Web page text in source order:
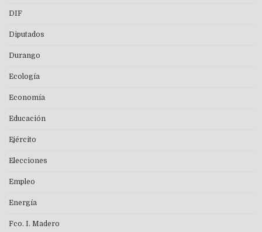
DIF
Diputados
Durango
Ecología
Economía
Educación
Ejército
Elecciones
Empleo
Energía
Fco. I. Madero